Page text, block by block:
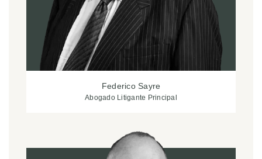
Federico Sayre
Abogado Litigante Principal